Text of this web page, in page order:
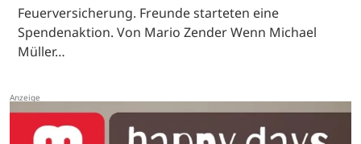
Feuerversicherung. Freunde starteten eine
Spendenaktion. Von Mario Zender Wenn Michael
Müller…